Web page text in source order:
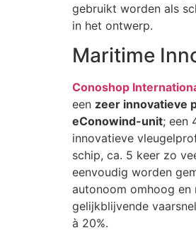
gebruikt worden als
in het ontwerp.
Maritime
Conoshop
een zeer innovatieve
eConowind-unit; een
innovatieve
schip, ca. 5 keer zo
eenvoudig worden
autonoom omhoog
gelijkblijvende
à 20%.